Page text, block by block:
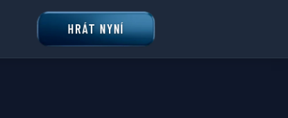
HRÁT NYNÍ